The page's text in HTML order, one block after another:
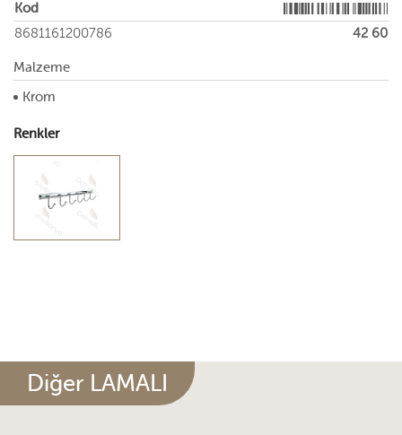
Kod
8681161200786
42 60
Malzeme
Krom
Renkler
Diğer LAMALI